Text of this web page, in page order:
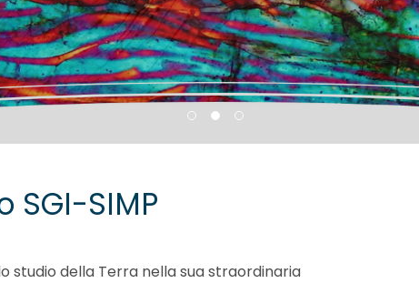
SGI-SIMP
studio della Terra nella sua straordinaria